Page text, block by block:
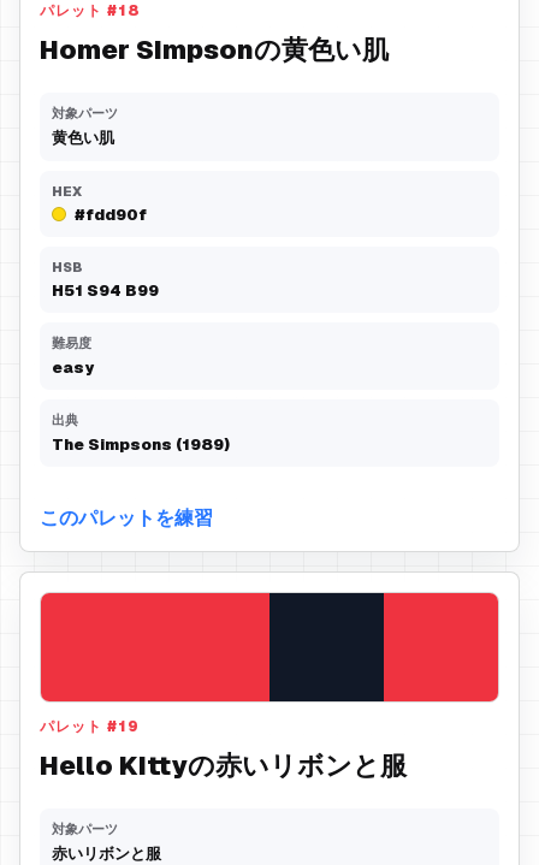
パレット #18
Homer Simpsonの黄色い肌
対象パーツ
黄色い肌
HEX
#fdd90f
HSB
H51 S94 B99
難易度
easy
出典
The Simpsons (1989)
このパレットを練習
パレット #19
Hello Kittyの赤いリボンと服
対象パーツ
赤いリボンと服